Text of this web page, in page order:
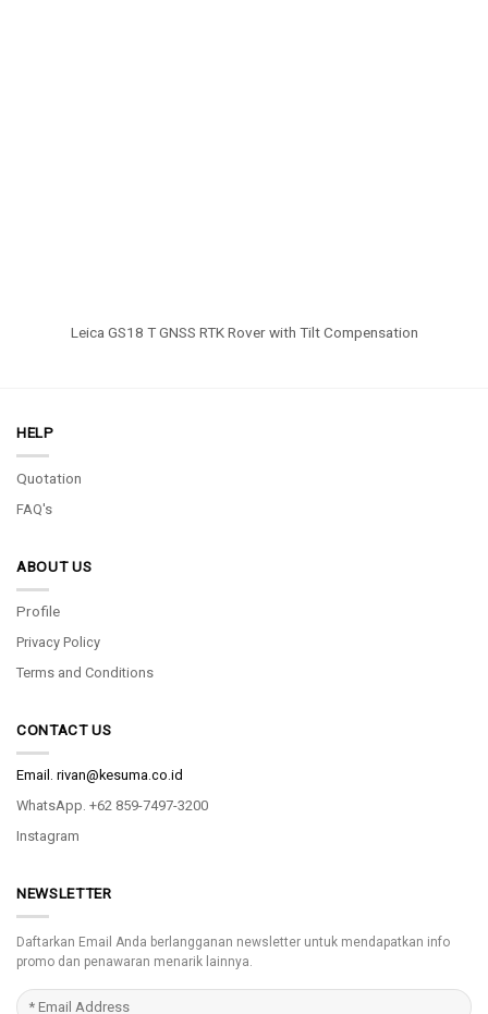
Leica GS18 T GNSS RTK Rover with Tilt Compensation
HELP
Quotation
FAQ's
ABOUT US
Profile
Privacy Policy
Terms and Conditions
CONTACT US
Email. rivan@kesuma.co.id
WhatsApp. +62 859-7497-3200
Instagram
NEWSLETTER
Daftarkan Email Anda berlangganan newsletter untuk mendapatkan info
promo dan penawaran menarik lainnya.